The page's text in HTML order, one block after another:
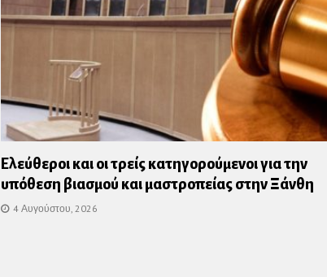
Ελεύθεροι και οι τρείς κατηγορούμενοι για την
υπόθεση βιασμού και μαστροπείας στην Ξάνθη
4 Αυγούστου, 2026